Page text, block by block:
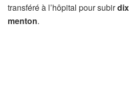
transféré à l’hôpital pour subir
menton.